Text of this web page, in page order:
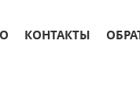
КОНТАКТЫ